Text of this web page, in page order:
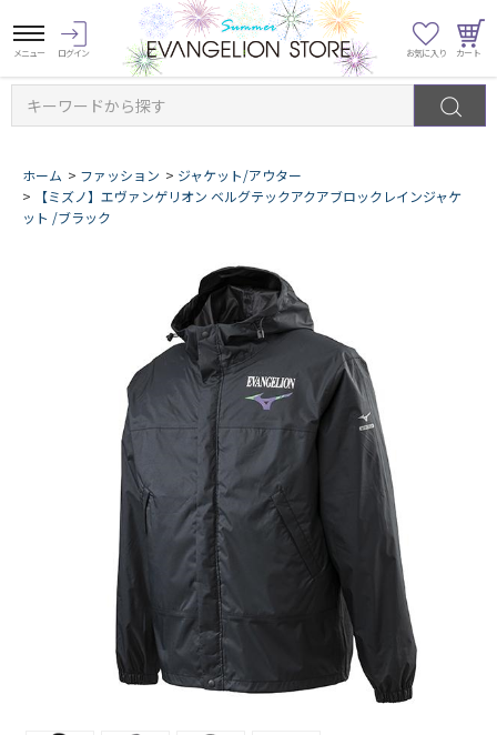
キーワードから探す
ホーム > ファッション > ジャケット/アウター
>
【ミズノ】エヴァンゲリオン ベルグテックアクアブロックレインジャケ
ット /ブラック